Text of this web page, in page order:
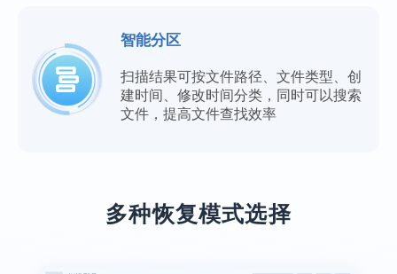
智能分区
扫描结果可按文件路径、文件类型、创
建时间、修改时间分类，同时可以搜索
文件，提高文件查找效率
多种恢复模式选择